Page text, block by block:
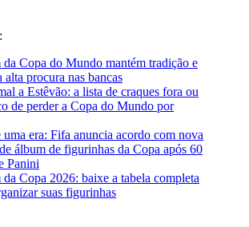
Copa do Mundo mantém tradição e
alta procura nas bancas
a Estêvão: a lista de craques fora ou
de perder a Copa do Mundo por
uma era: Fifa anuncia acordo com nova
álbum de figurinhas da Copa após 60
Panini
Copa 2026: baixe a tabela completa
suas figurinhas